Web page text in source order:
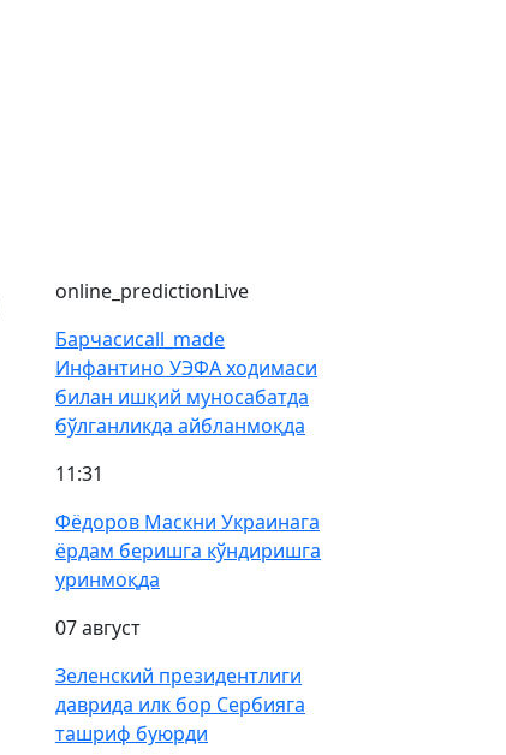
online_predictionLive
Барчасиcall_made
Инфантино УЭФА ходимаси
билан ишқий муносабатда
бўлганликда айбланмоқда
11:31
Фёдоров Маскни Украинага
ёрдам беришга кўндиришга
уринмоқда
07 август
Зеленский президентлиги
даврида илк бор Сербияга
ташриф буюрди